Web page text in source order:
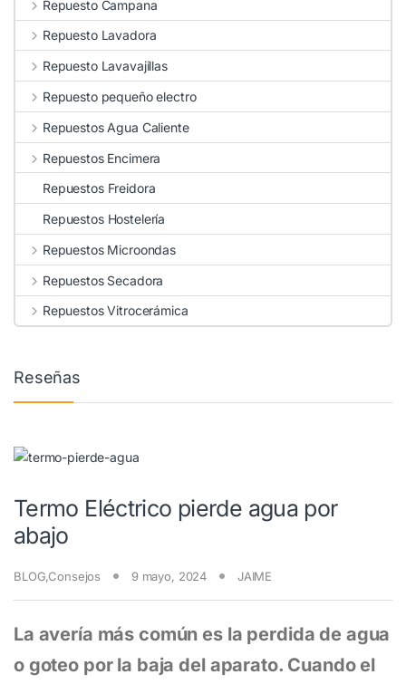
Termo Eléctrico pierde agua por
abajo
BLOG,Consejos 9 mayo, 2024 JAIME
La avería más común es la perdida de agua
o goteo por la baja del aparato. Cuando el
Repuesto Campana
Repuesto Lavadora
Repuesto Lavavajillas
Repuesto pequeño electro
Repuestos Agua Caliente
Repuestos Encimera
Repuestos Freidora
Repuestos Hostelería
Repuestos Microondas
Repuestos Secadora
Repuestos Vitrocerámica
Reseñas